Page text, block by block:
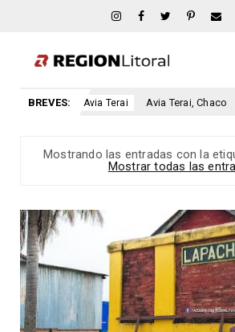
BREVES:Avia Terai Avia Terai, Chaco
Mostrando las entradas con la
Mostrar todas las